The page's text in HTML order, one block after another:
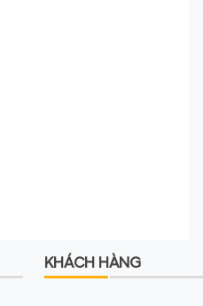
KHÁCH HÀNG